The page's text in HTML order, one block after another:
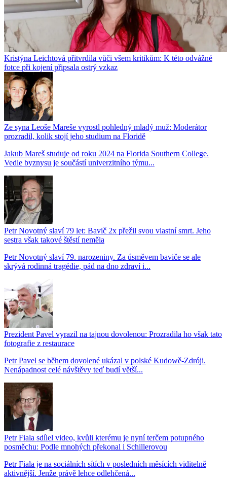
Kristýna Leichtová přitvrdila vůči všem kritikům: K této odvážné
fotce při kojení připsala ostrý vzkaz
Ze syna Leoše Mareše vyrostl pohledný mladý muž: Moderátor
prozradil, kolik stojí jeho studium na Floridě
Jakub Mareš studuje od roku 2024 na Florida Southern College.
Vedle byznysu je součástí univerzitního týmu...
Petr Novotný slaví 79 let: Bavič 2x přežil svou vlastní smrt. Jeho
sestra však takové štěstí neměla
Petr Novotný slaví 79. narozeniny. Za úsměvem baviče se ale
skrývá rodinná tragédie, pád na dno zdraví i...
Prezident Pavel vyrazil na tajnou dovolenou: Prozradila ho však tato
fotografie z restaurace
Petr Pavel se během dovolené ukázal v polské Kudowě-Zdróji.
Nenápadnost celé návštěvy teď budí větší...
Petr Fiala sdílel video, kvůli kterému je nyní terčem potupného
posměchu: Podle mnohých překonal i Schillerovou
Petr Fiala je na sociálních sítích v posledních měsících viditelně
aktivnější. Jenže právě lehce odlehčená...